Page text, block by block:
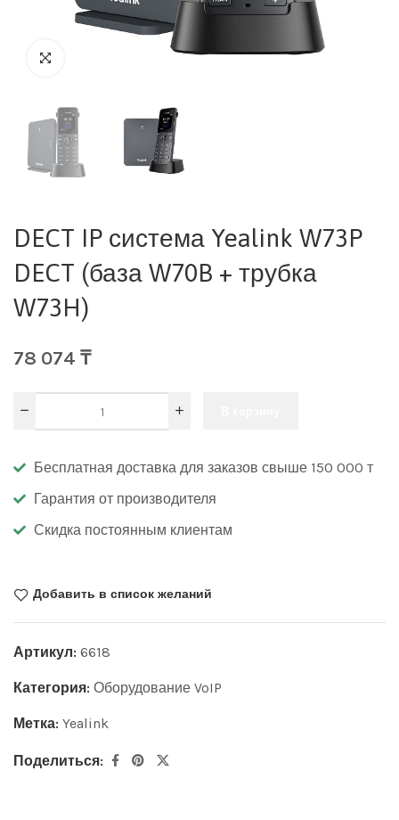
DECT IP система Yealink W73P
DECT (база W70B + трубка
W73H)
78 074 ₸
Бесплатная доставка для заказов свыше 150 000 т
Гарантия от производителя
Скидка постоянным клиентам
Добавить в список желаний
Артикул: 6618
Категория: Оборудование VoIP
Метка: Yealink
Поделиться: